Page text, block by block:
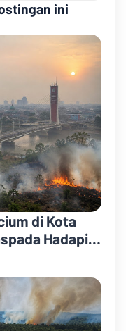
ini
di Kota
Hadapi